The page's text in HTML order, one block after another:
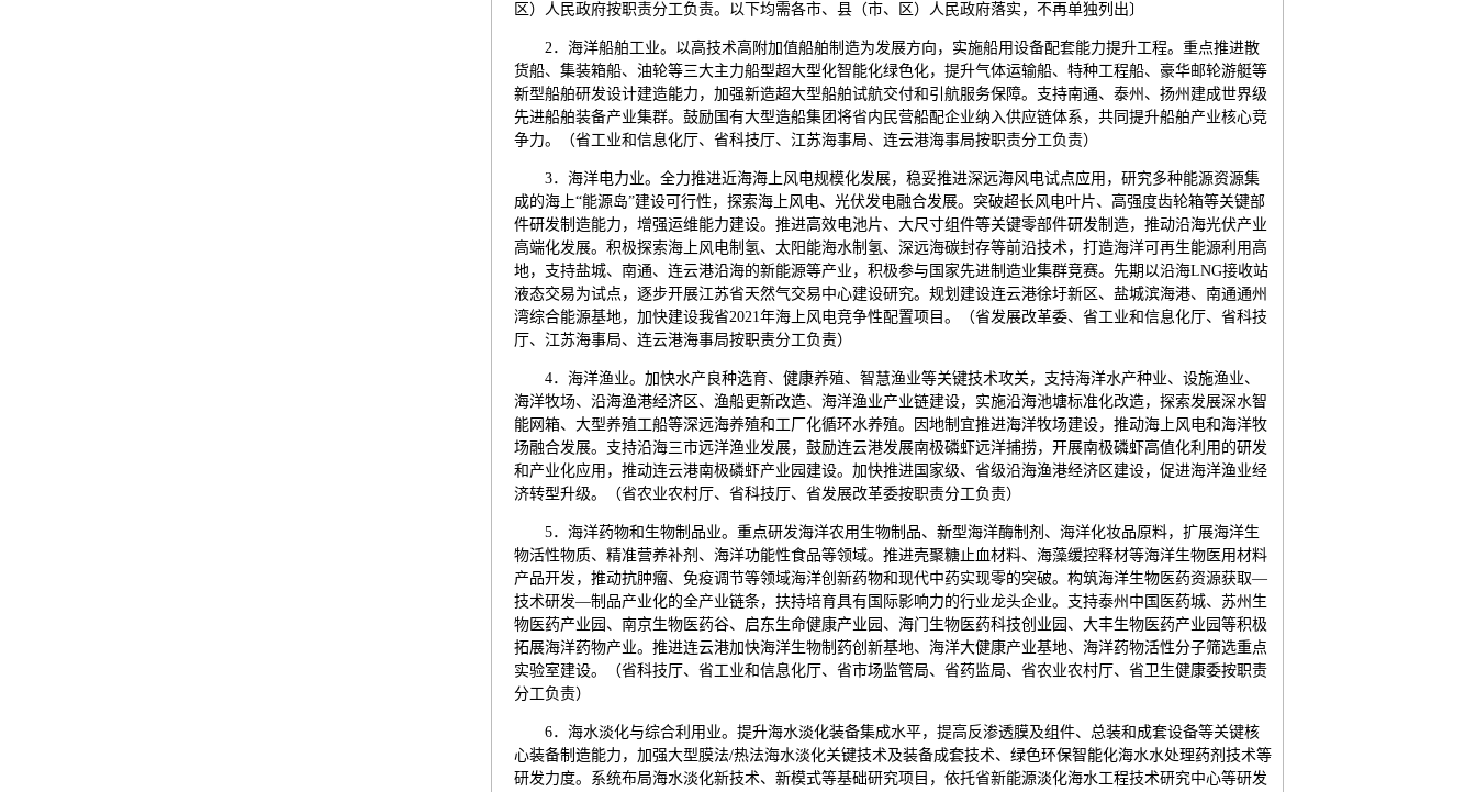
区）人民政府按职责分工负责。以下均需各市、县（市、区）人民政府落实，不再单独列出〕
2．海洋船舶工业。以高技术高附加值船舶制造为发展方向，实施船用设备配套能力提升工程。重点推进散
货船、集装箱船、油轮等三大主力船型超大型化智能化绿色化，提升气体运输船、特种工程船、豪华邮轮游艇等
新型船舶研发设计建造能力，加强新造超大型船舶试航交付和引航服务保障。支持南通、泰州、扬州建成世界级
先进船舶装备产业集群。鼓励国有大型造船集团将省内民营船配企业纳入供应链体系，共同提升船舶产业核心竞
争力。（省工业和信息化厅、省科技厅、江苏海事局、连云港海事局按职责分工负责）
3．海洋电力业。全力推进近海海上风电规模化发展，稳妥推进深远海风电试点应用，研究多种能源资源集
成的海上“能源岛”建设可行性，探索海上风电、光伏发电融合发展。突破超长风电叶片、高强度齿轮箱等关键部
件研发制造能力，增强运维能力建设。推进高效电池片、大尺寸组件等关键零部件研发制造，推动沿海光伏产业
高端化发展。积极探索海上风电制氢、太阳能海水制氢、深远海碳封存等前沿技术，打造海洋可再生能源利用高
地，支持盐城、南通、连云港沿海的新能源等产业，积极参与国家先进制造业集群竞赛。先期以沿海LNG接收站
液态交易为试点，逐步开展江苏省天然气交易中心建设研究。规划建设连云港徐圩新区、盐城滨海港、南通通州
湾综合能源基地，加快建设我省2021年海上风电竞争性配置项目。（省发展改革委、省工业和信息化厅、省科技
厅、江苏海事局、连云港海事局按职责分工负责）
4．海洋渔业。加快水产良种选育、健康养殖、智慧渔业等关键技术攻关，支持海洋水产种业、设施渔业、
海洋牧场、沿海渔港经济区、渔船更新改造、海洋渔业产业链建设，实施沿海池塘标准化改造，探索发展深水智
能网箱、大型养殖工船等深远海养殖和工厂化循环水养殖。因地制宜推进海洋牧场建设，推动海上风电和海洋牧
场融合发展。支持沿海三市远洋渔业发展，鼓励连云港发展南极磷虾远洋捕捞，开展南极磷虾高值化利用的研发
和产业化应用，推动连云港南极磷虾产业园建设。加快推进国家级、省级沿海渔港经济区建设，促进海洋渔业经
济转型升级。（省农业农村厅、省科技厅、省发展改革委按职责分工负责）
5．海洋药物和生物制品业。重点研发海洋农用生物制品、新型海洋酶制剂、海洋化妆品原料，扩展海洋生
物活性物质、精准营养补剂、海洋功能性食品等领域。推进壳聚糖止血材料、海藻缓控释材等海洋生物医用材料
产品开发，推动抗肿瘤、免疫调节等领域海洋创新药物和现代中药实现零的突破。构筑海洋生物医药资源获取—
技术研发—制品产业化的全产业链条，扶持培育具有国际影响力的行业龙头企业。支持泰州中国医药城、苏州生
物医药产业园、南京生物医药谷、启东生命健康产业园、海门生物医药科技创业园、大丰生物医药产业园等积极
拓展海洋药物产业。推进连云港加快海洋生物制药创新基地、海洋大健康产业基地、海洋药物活性分子筛选重点
实验室建设。（省科技厅、省工业和信息化厅、省市场监管局、省药监局、省农业农村厅、省卫生健康委按职责
分工负责）
6．海水淡化与综合利用业。提升海水淡化装备集成水平，提高反渗透膜及组件、总装和成套设备等关键核
心装备制造能力，加强大型膜法/热法海水淡化关键技术及装备成套技术、绿色环保智能化海水水处理药剂技术等
研发力度。系统布局海水淡化新技术、新模式等基础研究项目，依托省新能源淡化海水工程技术研究中心等研发